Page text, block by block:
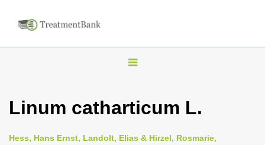
T
g
Linum catharticum L.
Hess, Hans Ernst, Landolt, Elias & Hirzel, Rosmarie,